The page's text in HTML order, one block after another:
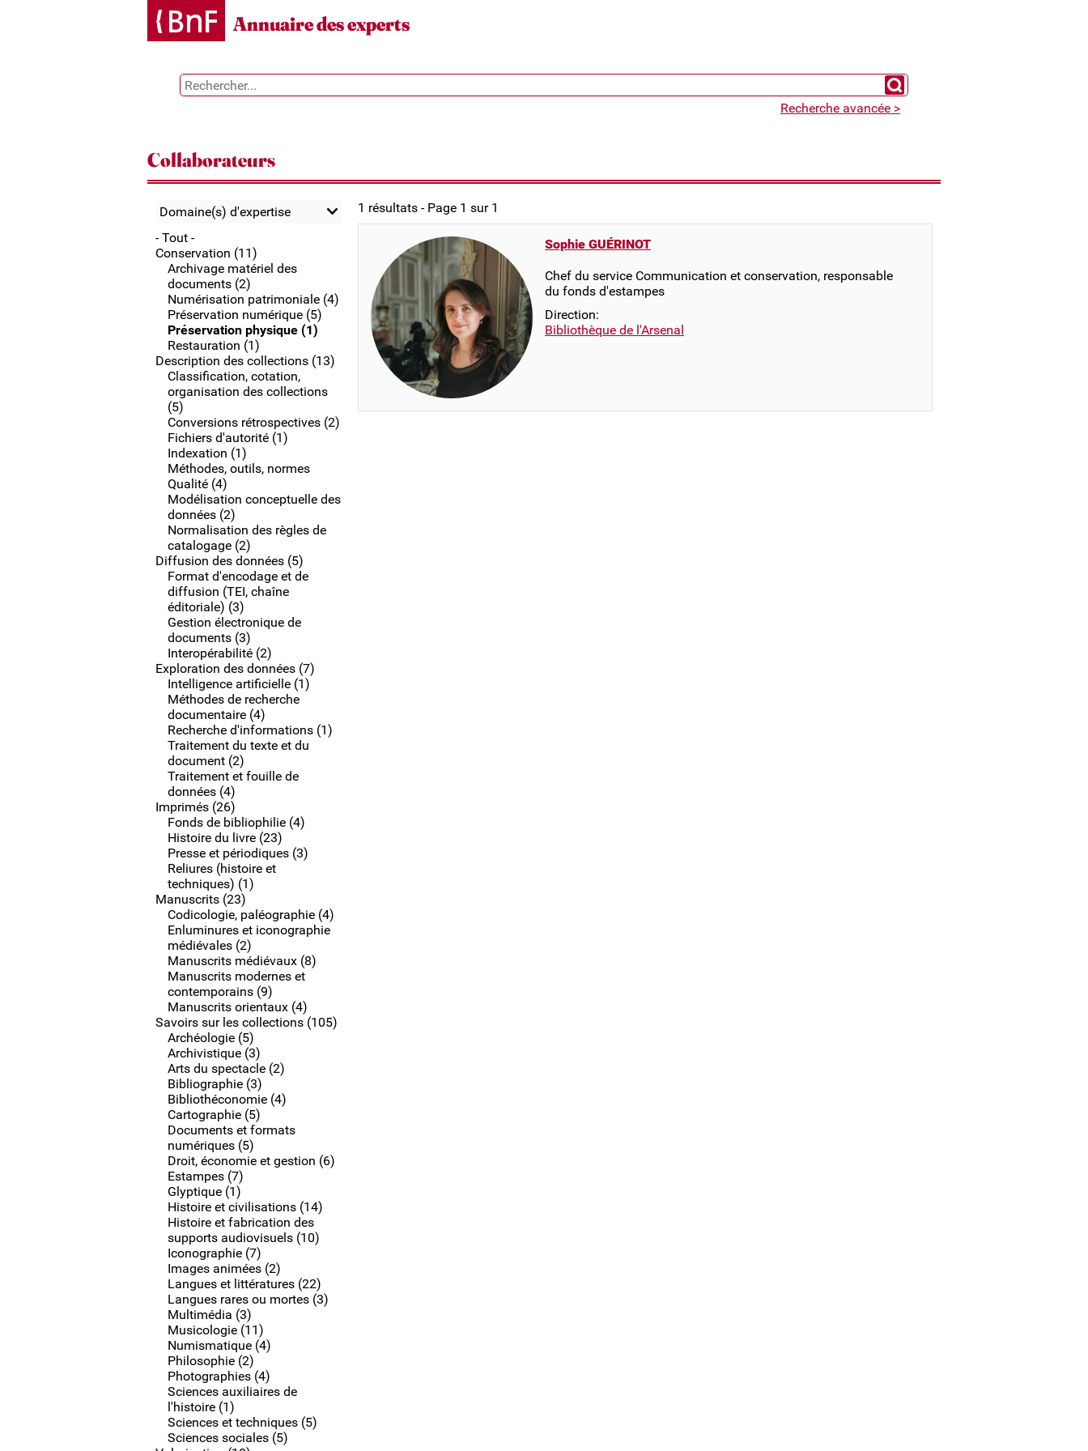
Annuaire des experts
Chercher un expert
Recherche avancée >
Collaborateurs
Domaine(s) d'expertise
- Tout -
Conservation (11)
Archivage matériel des
documents (2)
Numérisation patrimoniale (4)
Préservation numérique (5)
Préservation physique (1)
Restauration (1)
Description des collections (13)
Classification, cotation,
organisation des collections
(5)
Conversions rétrospectives (2)
Fichiers d'autorité (1)
Indexation (1)
Méthodes, outils, normes
Qualité (4)
Modélisation conceptuelle des
données (2)
Normalisation des règles de
catalogage (2)
Diffusion des données (5)
Format d'encodage et de
diffusion (TEI, chaîne
éditoriale) (3)
Gestion électronique de
documents (3)
Interopérabilité (2)
Exploration des données (7)
Intelligence artificielle (1)
Méthodes de recherche
documentaire (4)
Recherche d'informations (1)
Traitement du texte et du
document (2)
Traitement et fouille de
données (4)
Imprimés (26)
Fonds de bibliophilie (4)
Histoire du livre (23)
Presse et périodiques (3)
Reliures (histoire et
techniques) (1)
Manuscrits (23)
Codicologie, paléographie (4)
Enluminures et iconographie
médiévales (2)
Manuscrits médiévaux (8)
Manuscrits modernes et
contemporains (9)
Manuscrits orientaux (4)
Savoirs sur les collections (105)
Archéologie (5)
Archivistique (3)
Arts du spectacle (2)
Bibliographie (3)
Bibliothéconomie (4)
Cartographie (5)
Documents et formats
numériques (5)
Droit, économie et gestion (6)
Estampes (7)
Glyptique (1)
Histoire et civilisations (14)
Histoire et fabrication des
supports audiovisuels (10)
Iconographie (7)
Images animées (2)
Langues et littératures (22)
Langues rares ou mortes (3)
Multimédia (3)
Musicologie (11)
Numismatique (4)
Philosophie (2)
Photographies (4)
Sciences auxiliaires de
l'histoire (1)
Sciences et techniques (5)
Sciences sociales (5)
1 résultats - Page 1 sur 1
Sophie GUÉRINOT
Chef du service Communication et conservation, responsable
du fonds d'estampes
Direction:
Bibliothèque de l'Arsenal